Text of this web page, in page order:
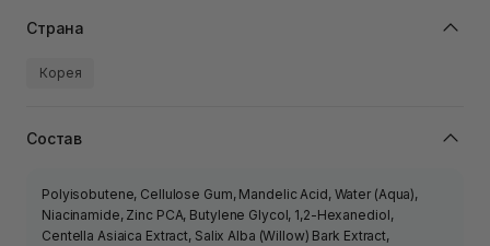
Страна
Корея
Состав
Polyisobutene, Cellulose Gum, Mandelic Acid, Water (Aqua),
Niacinamide, Zinc PCA, Butylene Glycol, 1,2-Hexanediol,
Centella Asiaica Extract, Salix Alba (Willow) Bark Extract,